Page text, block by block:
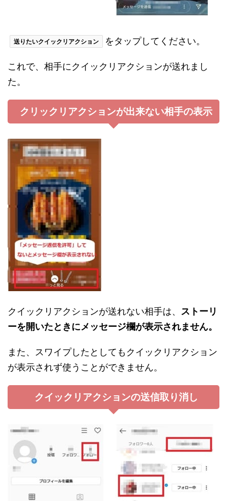
送りたいクイックリアクション をタップしてください。
これで、相手にクイックリアクションが送れまし
た。
クリックリアクションが出来ない相手の表示
クイックリアクションが送れない相手は、 ストーリ
ーを開いたときにメッセージ欄が表示されません。
また、スワイプしたとしてもクイックリアクション
が表示されず使うことができません。
クイックリアクションの送信取り消し